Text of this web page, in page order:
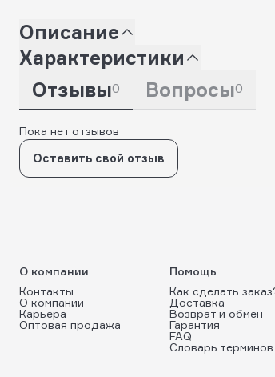
Описание
Характеристики
Отзывы0 Вопросы0
Пока нет отзывов
Оставить свой отзыв
О компании
Контакты
О компании
Карьера
Оптовая продажа
Помощь
Как сделать
Доставка
Возврат и обмен
Гарантия
FAQ
Словарь терминов